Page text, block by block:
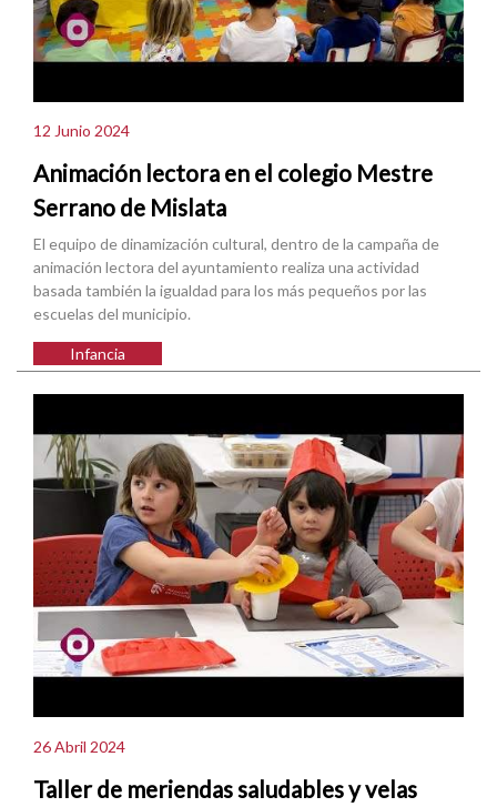
12 Junio 2024
Animación lectora en el colegio Mestre
Serrano de Mislata
El equipo de dinamización cultural, dentro de la campaña de
animación lectora del ayuntamiento realiza una actividad
basada también la igualdad para los más pequeños por las
escuelas del municipio.
Infancia
26 Abril 2024
Taller de meriendas saludables y velas